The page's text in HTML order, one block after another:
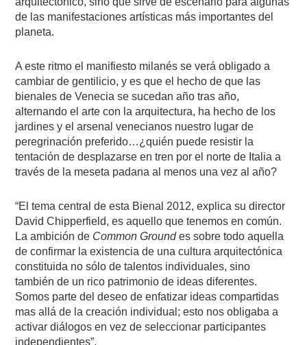
de las manifestaciones artísticas más importantes del
planeta.
A este ritmo el manifiesto milanés se verá obligado a
cambiar de gentilicio, y es que el hecho de que las
bienales de Venecia se sucedan año tras año,
alternando el arte con la arquitectura, ha hecho de los
jardines y el arsenal venecianos nuestro lugar de
peregrinación preferido…¿quién puede resistir la
tentación de desplazarse en tren por el norte de Italia a
través de la meseta padana al menos una vez al año?
“El tema central de esta Bienal 2012, explica su director
David Chipperfield, es aquello que tenemos en común.
La ambición de Common Groundes sobre todo aquella
de confirmar la existencia de una cultura arquitectónica
constituida no sólo de talentos individuales, sino
también de un rico patrimonio de ideas diferentes.
Somos parte del deseo de enfatizar ideas compartidas
mas allá de la creación individual; esto nos obligaba a
activar diálogos en vez de seleccionar participantes
independientes”.